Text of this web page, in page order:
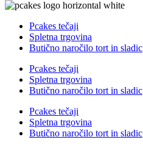
Pcakes tečaji
Spletna trgovina
Butično naročilo tort in sladic
Pcakes tečaji
Spletna trgovina
Butično naročilo tort in sladic
Pcakes tečaji
Spletna trgovina
Butično naročilo tort in sladic